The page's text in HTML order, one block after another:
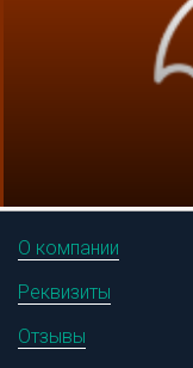
О компании
Реквизиты
Отзывы